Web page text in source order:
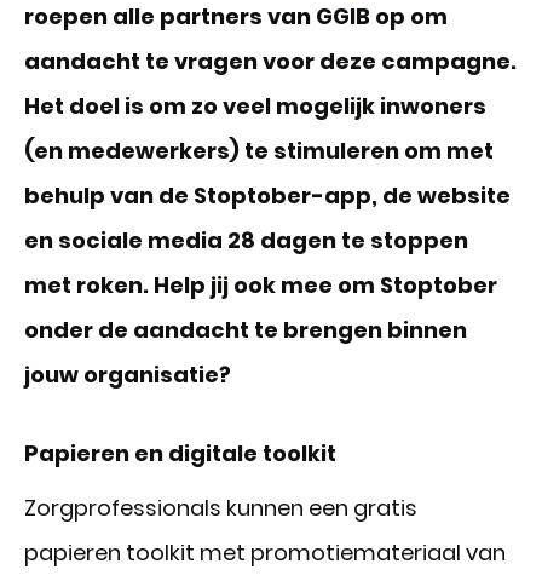
roepen alle partners van GGIB op om
aandacht te vragen voor deze campagne.
Het doel is om zo veel mogelijk inwoners
(en medewerkers) te stimuleren om met
behulp van de Stoptober-app, de website
en sociale media 28 dagen te stoppen
met roken. Help jij ook mee om Stoptober
onder de aandacht te brengen binnen
jouw organisatie?
Papieren en digitale toolkit
Zorgprofessionals kunnen een gratis
papieren toolkit met promotiemateriaal van